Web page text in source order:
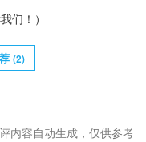
们！）
(2)
内容自动生成，仅供参考